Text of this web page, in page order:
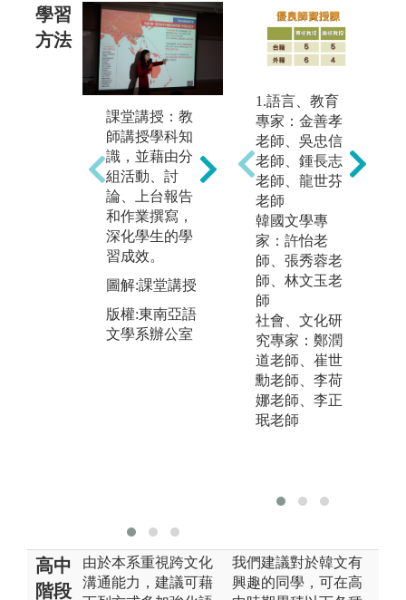
學習
方法
課堂講授：教
師講授學科知
識，並藉由分
組活動、討
論、上台報告
和作業撰寫，
深化學生的學
習成效。
圖解:課堂講授
版權:東南亞語
文學系辦公室
課外學術演
講：本系不定
期邀請東南亞
教研相關學者
進行學術演
講，藉由接觸
多元的議題，
培養學生跨語
言、跨文化、
跨領域的知
能。
圖解:越南文化
文學系辦公室
1.語言、教育
專家：金善孝
老師、吳忠信
老師、鍾長志
老師、龍世芬
老師
韓國文學專
家：許怡老
師、張秀蓉老
師、林文玉老
師
社會、文化研
究專家：鄭潤
道老師、崔世
勳老師、李荷
娜老師、李正
珉老師
高中
階段
由於本系重視跨文化
溝通能力，建議可藉
我們建議對於韓文有
興趣的同學，可在高